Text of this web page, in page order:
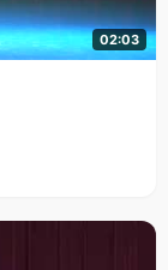
02:03